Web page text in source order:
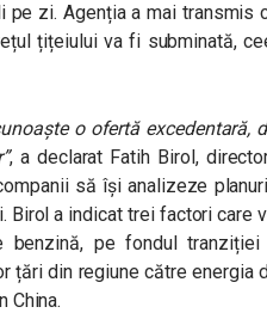
zi. Agenția a mai transmis
țițeiului va fi subminată,
o ofertă excedentară,
,a declarat Fatih Birol,
să își analizeze
Birol a indicat trei factori care
benzină, pe fondul tranziției
țări din regiune către energia
China.